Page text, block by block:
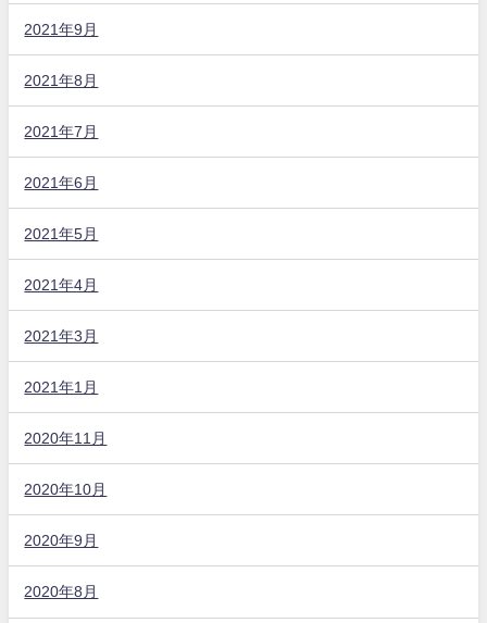
2021年9月
2021年8月
2021年7月
2021年6月
2021年5月
2021年4月
2021年3月
2021年1月
2020年11月
2020年10月
2020年9月
2020年8月